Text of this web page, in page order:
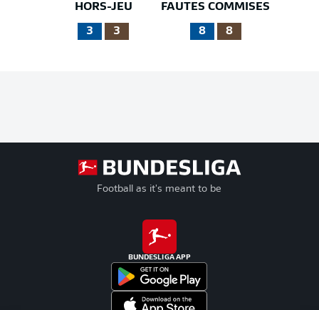
HORS-JEU
3 3
FAUTES COMMISES
8 8
Football as it's meant to be
BUNDESLIGA APP